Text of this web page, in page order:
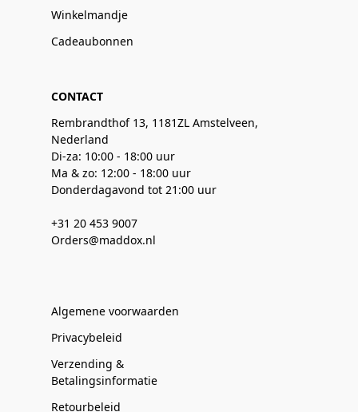
Winkelmandje
Cadeaubonnen
CONTACT
Rembrandthof 13, 1181ZL Amstelveen,
Nederland
Di-za: 10:00 - 18:00 uur
Ma & zo: 12:00 - 18:00 uur
Donderdagavond tot 21:00 uur
+31 20 453 9007
Orders@maddox.nl
Algemene voorwaarden
Privacybeleid
Verzending &
Betalingsinformatie
Retourbeleid